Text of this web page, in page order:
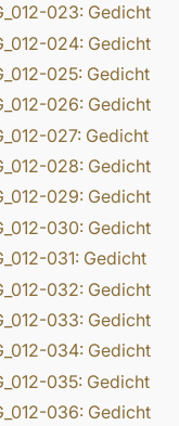
023: Gedicht
024: Gedicht
025: Gedicht
026: Gedicht
027: Gedicht
028: Gedicht
029: Gedicht
030: Gedicht
031: Gedicht
032: Gedicht
033: Gedicht
034: Gedicht
035: Gedicht
036: Gedicht